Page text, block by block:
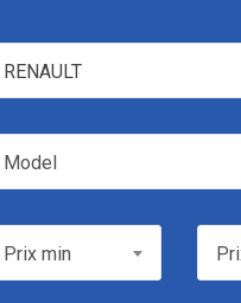
RENAULTRENAULT
ModelModel
Prix minPrix min Prix max